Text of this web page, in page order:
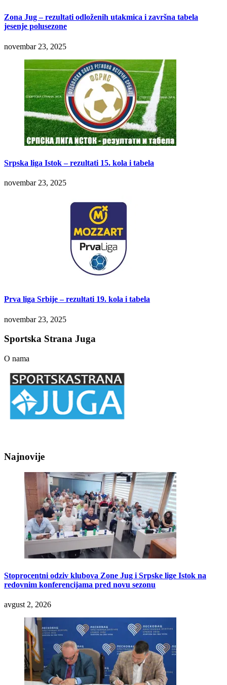
Zona Jug – rezultati odloženih utakmica i završna tabela
jesenje polusezone
novembar 23, 2025
Srpska liga Istok – rezultati 15. kola i tabela
novembar 23, 2025
Prva liga Srbije – rezultati 19. kola i tabela
novembar 23, 2025
Sportska Strana Juga
O nama
Najnovije
Stoprocentni odziv klubova Zone Jug i Srpske lige Istok na
redovnim konferencijama pred novu sezonu
avgust 2, 2026